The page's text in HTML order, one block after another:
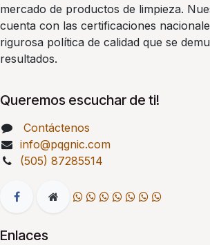
mercado de productos de limpieza.
cuenta con las certificaciones
rigurosa política de calidad que se
resultados.
Queremos escuchar de ti!
Contáctenos
info@pqgnic.com
(505) 87285514
Enlaces